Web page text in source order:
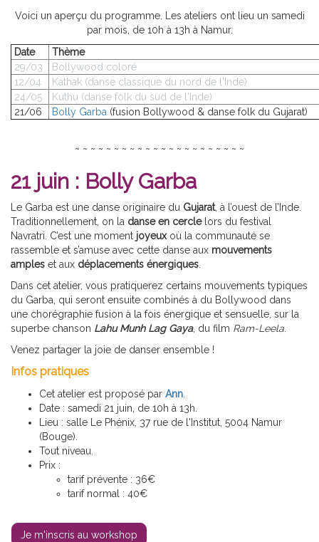
Voici un aperçu du programme. Les ateliers ont lieu un samedi
par mois, de 10h à 13h à Namur.
Date
Thème
29/03
Bollywood coloré
12/04
Kathak (danse classique du nord de l'Inde)
24/05
Kuthu (danse folk du sud de l'Inde)
21/06
Bolly Garba (fusion Bollywood & danse folk du Gujarat)
~ ~ ~ ~ ~ ~ ~ ~ ~ ~ ~ ~ ~ ~ ~ ~ ~ ~ ~ ~ ~ ~
21 juin : Bolly Garba
Le Garba est une danse originaire du Gujarat, à l’ouest de l’Inde.
Traditionnellement, on la danse en cerclelors du festival
Navratri. C’est une moment joyeux où la communauté se
rassemble et s’amuse avec cette danse aux mouvements
amples et aux déplacements énergiques
Dans cet atelier, vous pratiquerez certains mouvements typiques
du Garba, qui seront ensuite combinés à du Bollywood dans
une chorégraphie fusion à la fois énergique et sensuelle, sur la
superbe chanson Lahu Munh Lag Gaya, du film Ram-Leela
Venez partager la joie de danser ensemble !
Infos pratiques
Cet atelier est proposé par Ann
Date : samedi 21 juin, de 10h à 13h.
Lieu : salle Le Phénix, 37 rue de l'Institut, 5004 Namur
(Bouge).
Tout niveau.
Prix :
tarif prévente : 36€
tarif normal : 40€
Je m'inscris au workshop